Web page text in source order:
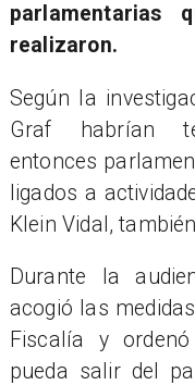
parlamentarias
realizaron.
Según la
Graf habrían
entonces
ligados a
Klein Vidal,
Durante la
acogió las
Fiscalía y
pueda salir del